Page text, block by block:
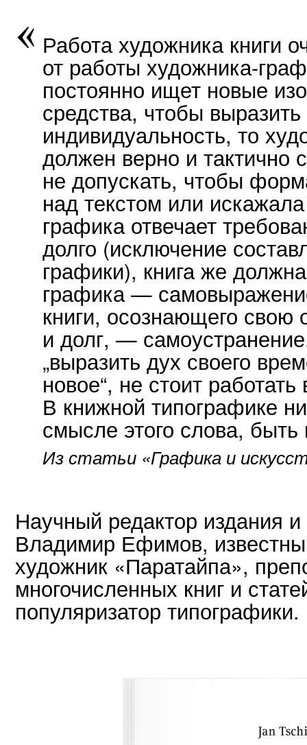
Работа художника книги
от работы художника-
постоянно ищет новые
средства, чтобы
индивидуальность, то
должен верно и тактично
не допускать, чтобы
над текстом или
графика отвечает
долго (исключение
графики), книга же
графика —
книги, осознающего свою
и долг, —
„выразить дух своего
новое“, не стоит
В книжной типографике
смысле этого слова, быть
Из статьи «Графика и
Научный редактор издания
Владимир Ефимов,
художник «Паратайпа»,
многочисленных книг и
популяризатор типографики.